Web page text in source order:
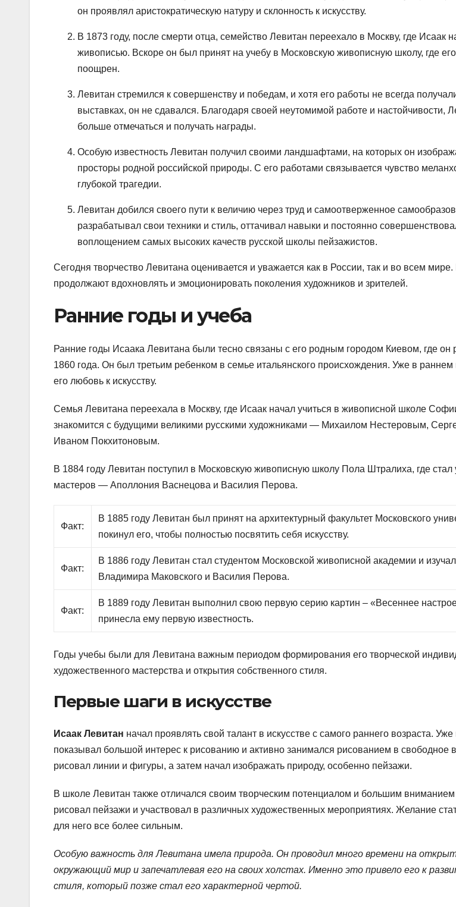
он проявлял аристократическую натуру и склонность к искусству.
В 1873 году, после смерти отца, семейство Левитан переехало в Москву, где Исаак
живописью. Вскоре он был принят на учебу в Московскую живописную школу, где
поощрен.
Левитан стремился к совершенству и победам, и хотя его работы не всегда
выставках, он не сдавался. Благодаря своей неутомимой работе и настойчивости,
больше отмечаться и получать награды.
Особую известность Левитан получил своими ландшафтами, на которых он
просторы родной российской природы. С его работами связывается чувство
глубокой трагедии.
Левитан добился своего пути к величию через труд и самоотверженное
разрабатывал свои техники и стиль, оттачивал навыки и постоянно
воплощением самых высоких качеств русской школы пейзажистов.
Сегодня творчество Левитана оценивается и уважается как в России, так и во всем мире.
продолжают вдохновлять и эмоционировать поколения художников и зрителей.
Ранние годы и учеба
Ранние годы Исаака Левитана были тесно связаны с его родным городом Киевом, где он
1860 года. Он был третьим ребенком в семье итальянского происхождения. Уже в раннем
его любовь к искусству.
Семья Левитана переехала в Москву, где Исаак начал учиться в живописной школе
знакомится с будущими великими русскими художниками — Михаилом Нестеровым,
Иваном Покхитоновым.
В 1884 году Левитан поступил в Московскую живописную школу Пола Штралиха, где стал
мастеров — Аполлония Васнецова и Василия Перова.
Факт:
В 1885 году Левитан был принят на архитектурный факультет Московского
покинул его, чтобы полностью посвятить себя искусству.
Факт:
В 1886 году Левитан стал студентом Московской живописной академии и
Владимира Маковского и Василия Перова.
Факт:
В 1889 году Левитан выполнил свою первую серию картин – «Весеннее
принесла ему первую известность.
Годы учебы были для Левитана важным периодом формирования его творческой
художественного мастерства и открытия собственного стиля.
Первые шаги в искусстве
Исаак Левитан начал проявлять свой талант в искусстве с самого раннего возраста. Уже
показывал большой интерес к рисованию и активно занимался рисованием в свободное
рисовал линии и фигуры, а затем начал изображать природу, особенно пейзажи.
В школе Левитан также отличался своим творческим потенциалом и большим вниманием
рисовал пейзажи и участвовал в различных художественных мероприятиях. Желание
для него все более сильным.
Особую важность для Левитана имела природа. Он проводил много времени на
окружающий мир и запечатлевая его на своих холстах. Именно это привело его к
стиля, который позже стал его характерной чертой.